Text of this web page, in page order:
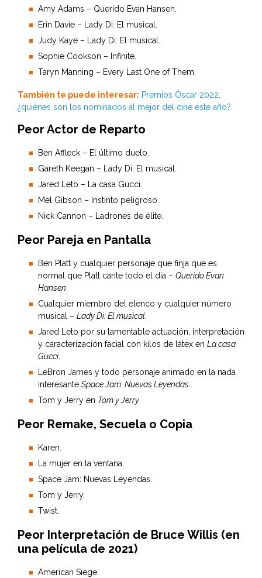
Amy Adams – Querido Evan Hansen.
Erin Davie – Lady Di: El musical.
Judy Kaye – Lady Di: El musical.
Sophie Cookson – Infinite.
Taryn Manning – Every Last One of Them.
También te puede interesar: Premios Óscar 2022,
¿quiénes son los nominados al mejor del cine este año?
Peor Actor de Reparto
Ben Affleck – El último duelo.
Gareth Keegan – Lady Di: El musical.
Jared Leto – La casa Gucci.
Mel Gibson – Instinto peligroso.
Nick Cannon – Ladrones de élite.
Peor Pareja en Pantalla
Ben Platt y cualquier personaje que finja que es
normal que Platt cante todo el día – Querido Evan
Hansen
Cualquier miembro del elenco y cualquier número
musical – Lady Di: El musical
Jared Leto por su lamentable actuación, interpretación
y caracterización facial con kilos de látex en La casa
Gucci.
LeBron James y todo personaje animado en la nada
interesante Space Jam: Nuevas Leyendas
Tom y Jerry en Tom y Jerry
Peor Remake, Secuela o Copia
Karen.
La mujer en la ventana.
Space Jam: Nuevas Leyendas.
Tom y Jerry.
Twist.
Peor Interpretación de Bruce Willis (en
una película de 2021)
American Siege.